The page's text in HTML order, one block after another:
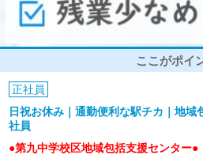
ここがポイ
正社員
日祝お休み｜通勤便利な駅チカ｜地域
社員
●第九中学校区地域包括支援センター●